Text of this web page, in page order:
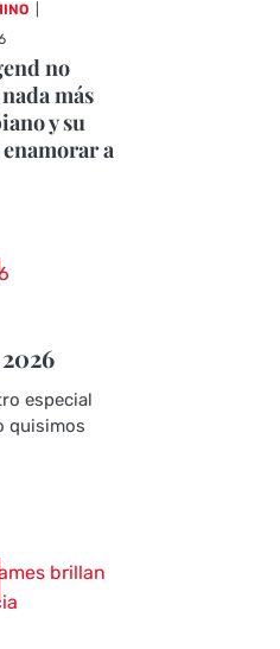
no
más
y su
a
especial
quisimos